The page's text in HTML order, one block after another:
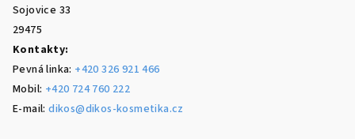
Sojovice 33
29475
Kontakty:
Pevná linka: +420 326 921 466
Mobil: +420 724 760 222
E-mail:dikos@dikos-kosmetika.cz